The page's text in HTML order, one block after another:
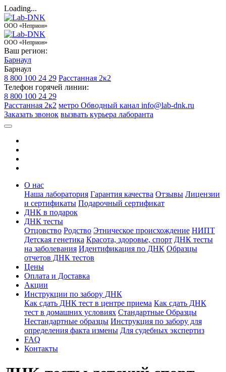
Loading...
ООО «Неприон»
ООО «Неприон»
Ваш регион:
Барнаул
Барнаул
8 800 100 24 29 Расстанная 2к2
Телефон горячей линии:
8 800 100 24 29
Расстанная 2к2 метро Обводный канал info@lab-dnk.ru
Заказать звонок вызвать курьера лаборанта
О нас
Наша лаборатория Гарантия качества Отзывы Лицензии
и сертификаты Подарочный сертификат
ДНК в подарок
ДНК тесты
Отцовство Родство Этническое происхождение НИПТ
Детская генетика Красота, здоровье, спорт ДНК тесты
на заболевания Идентификация по ДНК Образцы
отчетов ДНК тестов
Цены
Оплата и Доставка
Акции
Инструкции по забору ДНК
Как сдать ДНК тест в центре приема Как сдать ДНК
тест в домашних условиях Стандартные Образцы
Нестандартные образцы Инструкция по забору для
определения факта измены Для судебных экспертиз
FAQ
Контакты